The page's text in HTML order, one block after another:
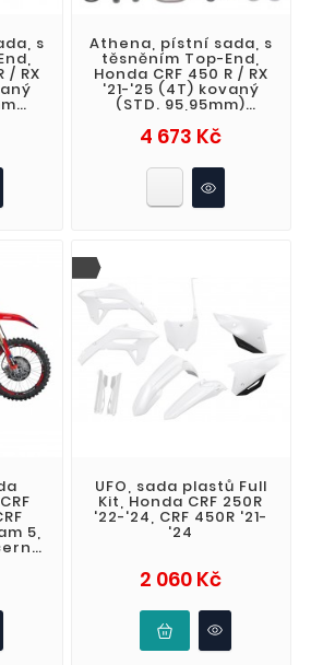
s
/ RX
Athena, pístní sada, s
těsněním Top-End,
Honda CRF 450 R / RX
'21-'25 (4T) kovaný
(STD. 95,95mm)
4 673 KčCena
5,
UFO, sada plastů Full
Kit, Honda CRF 250R
'22-'24, CRF 450R '21-
'24
2 060 KčCena